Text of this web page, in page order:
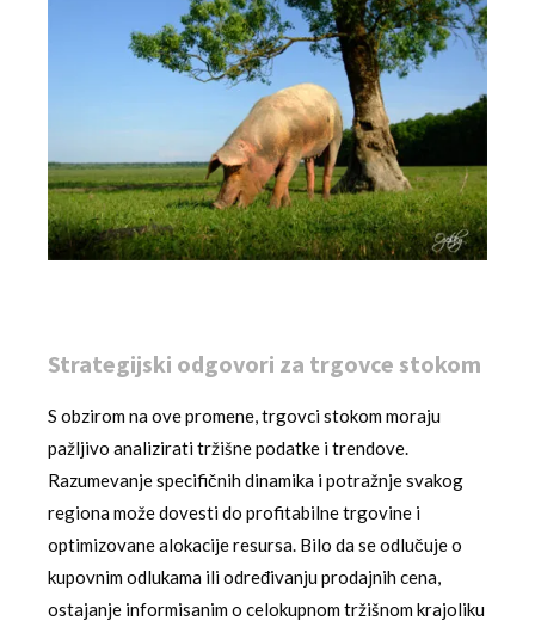
Strategijski odgovori za trgovce stokom
S obzirom na ove promene, trgovci stokom moraju
pažljivo analizirati tržišne podatke i trendove.
Razumevanje specifičnih dinamika i potražnje svakog
regiona može dovesti do profitabilne trgovine i
optimizovane alokacije resursa. Bilo da se odlučuje o
kupovnim odlukama ili određivanju prodajnih cena,
ostajanje informisanim o celokupnom tržišnom krajoliku